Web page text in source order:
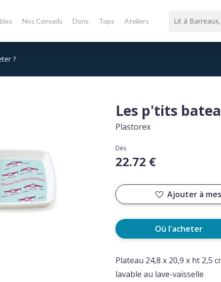
Nos Conseils Dons Tops Ateliers
?
Les p'tits
Plastorex
Dès
22.72 €
Ajouter à
Où l'acheter
Plateau 24,8 x 20,9 x ht 2,5
lavable au lave-vaisselle